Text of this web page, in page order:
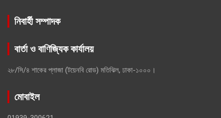
নিবার্হী সম্পাদক
বার্তা ও বাণিজ্যিক কার্যালয়
২৮/সি/৪ শাকের প্লাজা (টয়েনবি রোড) মতিঝিল, ঢাকা-১০০০।
মোবাইল